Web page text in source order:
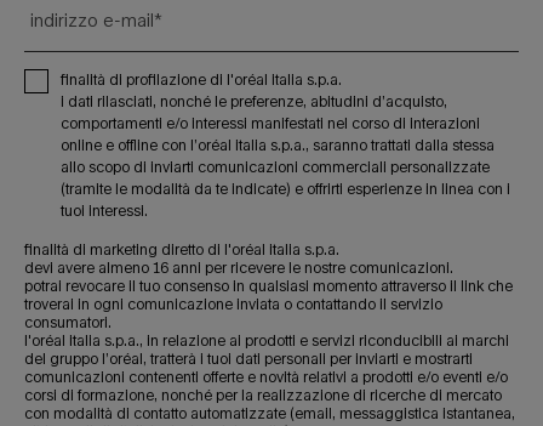
indirizzo e-mail*
finalità di profilazione di l'oréal italia s.p.a.
i dati rilasciati, nonché le preferenze, abitudini d’acquisto,
comportamenti e/o interessi manifestati nel corso di interazioni
online e offline con l’oréal italia s.p.a., saranno trattati dalla stessa
allo scopo di inviarti comunicazioni commerciali personalizzate
(tramite le modalità da te indicate) e offrirti esperienze in linea con i
tuoi interessi.
finalità di marketing diretto di l'oréal italia s.p.a.
devi avere almeno 16 anni per ricevere le nostre comunicazioni.
potrai revocare il tuo consenso in qualsiasi momento attraverso il link che
troverai in ogni comunicazione inviata o contattando il servizio
consumatori.
l'oréal italia s.p.a., in relazione ai prodotti e servizi riconducibili ai marchi
del gruppo l’oréal, tratterà i tuoi dati personali per inviarti e mostrarti
comunicazioni contenenti offerte e novità relativi a prodotti e/o eventi e/o
corsi di formazione, nonché per la realizzazione di ricerche di mercato
con modalità di contatto automatizzate (email, messaggistica istantanea,